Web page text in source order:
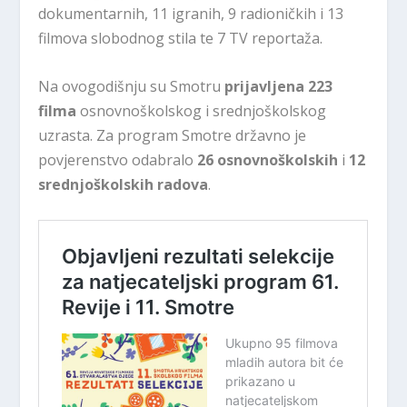
dokumentarnih, 11 igranih, 9 radioničkih i 13
filmova slobodnog stila te 7 TV reportaža.
Na ovogodišnju su Smotru prijavljena 223
filma osnovnoškolskog i srednjoškolskog
uzrasta. Za program Smotre državno je
povjerenstvo odabralo 26 osnovnoškolskih i 12
srednjoškolskih radova.